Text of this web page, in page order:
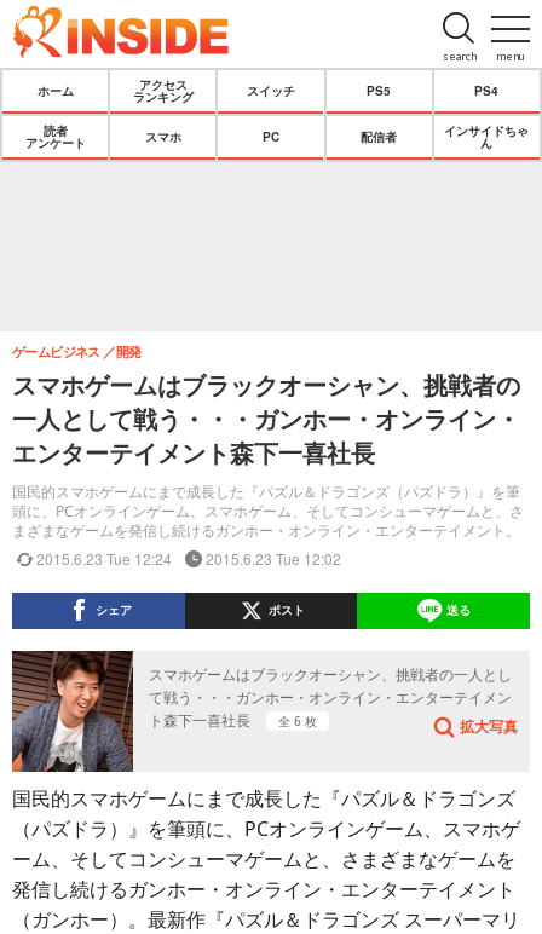
menu
search
ホーム
アクセス
ランキング
スイッチ PS5 PS4
読者
アンケート
スマホ PC 配信者
インサイドちゃ
ん
スマホゲームはブラックオーシャン、挑戦者の
一人として戦う・・・ガンホー・オンライン・
エンターテイメント森下一喜社長
国民的スマホゲームにまで成長した『パズル＆ドラゴンズ（パズドラ）』を筆
頭に、PCオンラインゲーム、スマホゲーム、そしてコンシューマゲームと、さ
まざまなゲームを発信し続けるガンホー・オンライン・エンターテイメント。
ゲームビジネス 開発
2015.6.23 Tue 12:24 2015.6.23 Tue 12:02
シェア ポスト 送る
スマホゲームはブラックオーシャン、挑戦者の一人とし
て戦う・・・ガンホー・オンライン・エンターテイメン
ト森下一喜社長
全 6 枚 拡大写真
国民的スマホゲームにまで成長した『パズル＆ドラゴンズ
（パズドラ）』を筆頭に、PCオンラインゲーム、スマホゲ
ーム、そしてコンシューマゲームと、さまざまなゲームを
発信し続けるガンホー・オンライン・エンターテイメント
（ガンホー）。最新作『パズル＆ドラゴンズ スーパーマリ